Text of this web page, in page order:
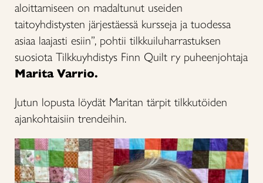
aloittamiseen on madaltunut useiden
taitoyhdistysten järjestäessä kursseja ja tuodessa
asiaa laajasti esiin”, pohtii tilkkuiluharrastuksen
suosiota Tilkkuyhdistys Finn Quilt ry puheenjohtaja
Marita Varrio.
Jutun lopusta löydät Maritan tärpit tilkkutöiden
ajankohtaisiin trendeihin.